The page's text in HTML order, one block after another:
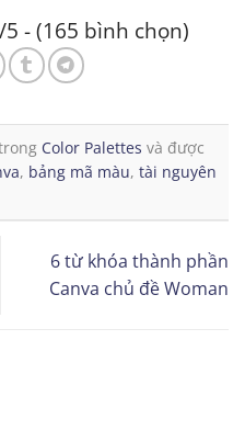
- (165 bình chọn)
Color Palettes và được
, bảng mã màu, tài nguyên
6 từ khóa thành phần
Canva chủ đề Woman